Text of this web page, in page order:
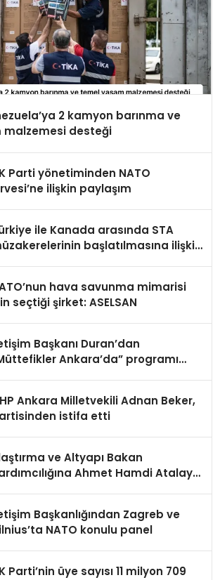
2 kamyon barınma ve
malzemesi desteği
Parti yönetiminden NATO
ilişkin paylaşım
ile Kanada arasında STA
başlatılmasına ilişkin
hava savunma mimarisi
seçtiği şirket: ASELSAN
Başkanı Duran’dan
Ankara’da” programı
Ankara Milletvekili Adnan Beker,
istifa etti
ve Altyapı Bakan
Ahmet Hamdi Atalay
Başkanlığından Zagreb ve
NATO konulu panel
Parti’nin üye sayısı 11 milyon 709